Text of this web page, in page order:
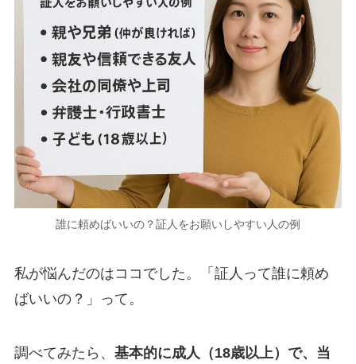
誰に頼めばいいの？証人をお願いしやすい人の例
私が悩んだのはココでした。「証人って誰に頼め
ばいいの？」って。
調べてみたら、 基本的に成人（18歳以上）で、当